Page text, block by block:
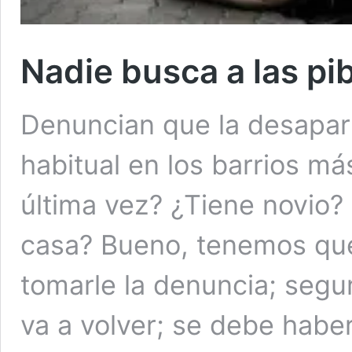
Nadie busca a las
Denuncian que la
habitual en los barrios
última vez? ¿Tiene
casa? Bueno, tenemos
tomarle la denuncia;
va a volver; se debe